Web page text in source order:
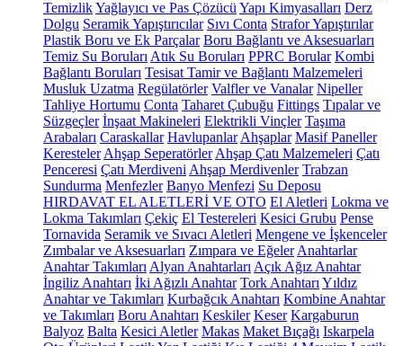
TemizlikYağlayıcı ve Pas Çözücü Yapı Kimyasalları Derz
Dolgu Seramik Yapıştırıcılar Sıvı Conta Strafor Yapıştırılar
Plastik Boru ve Ek Parçalar Boru Bağlantı ve Aksesuarları
Temiz Su Boruları Atık Su Boruları PPRC Borular Kombi
Bağlantı Boruları Tesisat Tamir ve Bağlantı Malzemeleri
Musluk Uzatma Regülatörler Valfler ve Vanalar Nipeller
Tahliye Hortumu Conta Taharet Çubuğu Fittings Tıpalar ve
Süzgeçler İnşaat Makineleri Elektrikli Vinçler Taşıma
Arabaları Caraskallar Havlupanlar Ahşaplar Masif Paneller
Keresteler Ahşap Seperatörler Ahşap Çatı Malzemeleri Çatı
Penceresi Çatı Merdiveni Ahşap Merdivenler Trabzan
Sundurma Menfezler Banyo Menfezi Su Deposu
HIRDAVAT EL ALETLERİ VE OTO El Aletleri Lokma ve
Lokma Takımları Çekiç El Testereleri Kesici Grubu Pense
Tornavida Seramik ve Sıvacı Aletleri Mengene ve İşkenceler
Zımbalar ve Aksesuarları Zımpara ve Eğeler Anahtarlar
Anahtar Takımları Alyan Anahtarları Açık Ağız Anahtar
İngiliz Anahtarı İki Ağızlı Anahtar Tork Anahtarı Yıldız
Anahtar ve Takımları Kurbağcık Anahtarı Kombine Anahtar
ve Takımları Boru Anahtarı Keskiler Keser Kargaburun
Balyoz Balta Kesici Aletler Makas Maket Bıçağı Iskarpela